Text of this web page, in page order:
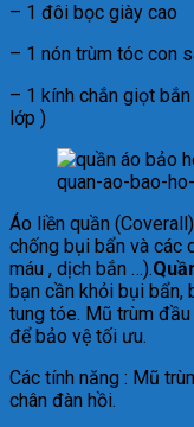
– 1 đôi bọc giày cao
– 1 nón trùm tóc con
– 1 kính chắn giọt
lớp )
quan-ao-bao-
Áo liền quần
chống bụi bẩn và các
máu , dịch bắn …).
bạn cần khỏi bụi bẩn,
tung tóe. Mũ trùm
để bảo vệ tối ưu.
Các tính năng : Mũ
chân đàn hồi.